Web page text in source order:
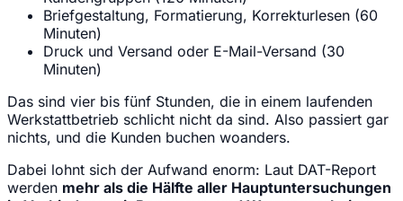
Briefgestaltung, Formatierung, Korrekturlesen (60
Minuten)
Druck und Versand oder E-Mail-Versand (30
Minuten)
Das sind vier bis fünf Stunden, die in einem laufenden
Werkstattbetrieb schlicht nicht da sind. Also passiert gar
nichts, und die Kunden buchen woanders.
Dabei lohnt sich der Aufwand enorm: Laut DAT-Report
werden mehr als die Hälfte aller Hauptuntersuchungen